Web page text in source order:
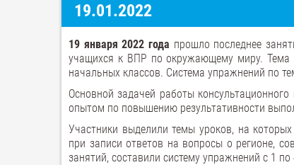
19.01.2022
19 января 2022 года прошло последнее
учащихся к ВПР по окружающему миру. Тема
начальных классов. Система упражнений по
Основной задачей работы
опытом по повышению результативности
Участники выделили темы уроков, на
при записи ответов на вопросы о регионе,
занятий, составили систему упражнений с 1